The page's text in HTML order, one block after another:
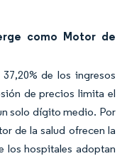
como Motor de
de los ingresos
de precios limita el
solo dígito medio. Por
de la salud ofrecen la
los hospitales adoptan